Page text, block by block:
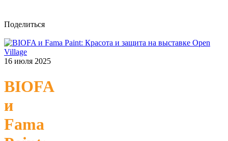
Поделиться
16 июля 2025
BIOFA
и
Fama